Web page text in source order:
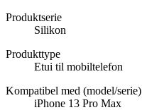
Produktserie
Silikon
Produkttype
Etui til mobiltelefon
Kompatibel med (model/serie)
iPhone 13 Pro Max